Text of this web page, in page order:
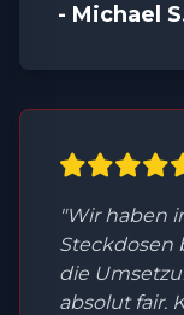
- Michael
"Wir haben
Steckdosen
die
absolut fair.